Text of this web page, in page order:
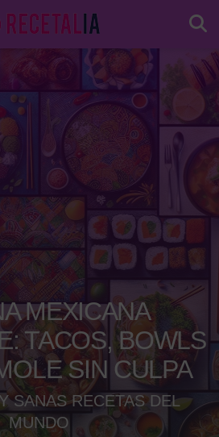
MEXICANA
TACOS, BOWLS
SIN CULPA
SANAS RECETAS DEL
MUNDO